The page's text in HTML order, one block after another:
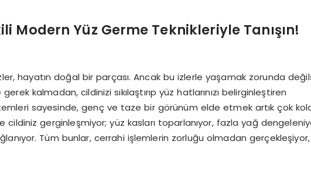
Modern Yüz Germe Teknikleriyle Tanışın!
hayatın doğal bir parçası. Ancak bu izlerle yaşamak zorunda
kalmadan, cildinizi sıkılaştırıp yüz hatlarınızı belirginleştiren
sayesinde, genç ve taze bir görünüm elde etmek artık çok
gerginleşmiyor; yüz kasları toparlanıyor, fazla yağ
Tüm bunlar, cerrahi işlemlerin zorluğu olmadan